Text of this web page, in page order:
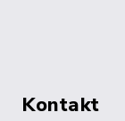
Kontakt